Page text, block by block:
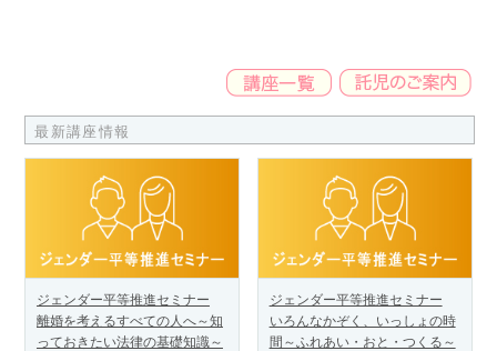
最新講座情報
ジェンダー平等推進セミナー
離婚を考えるすべての人へ～知
っておきたい法律の基礎知識～
ジェンダー平等推進セミナー
いろんなかぞく、いっしょの時
間～ふれあい・おと・つくる～